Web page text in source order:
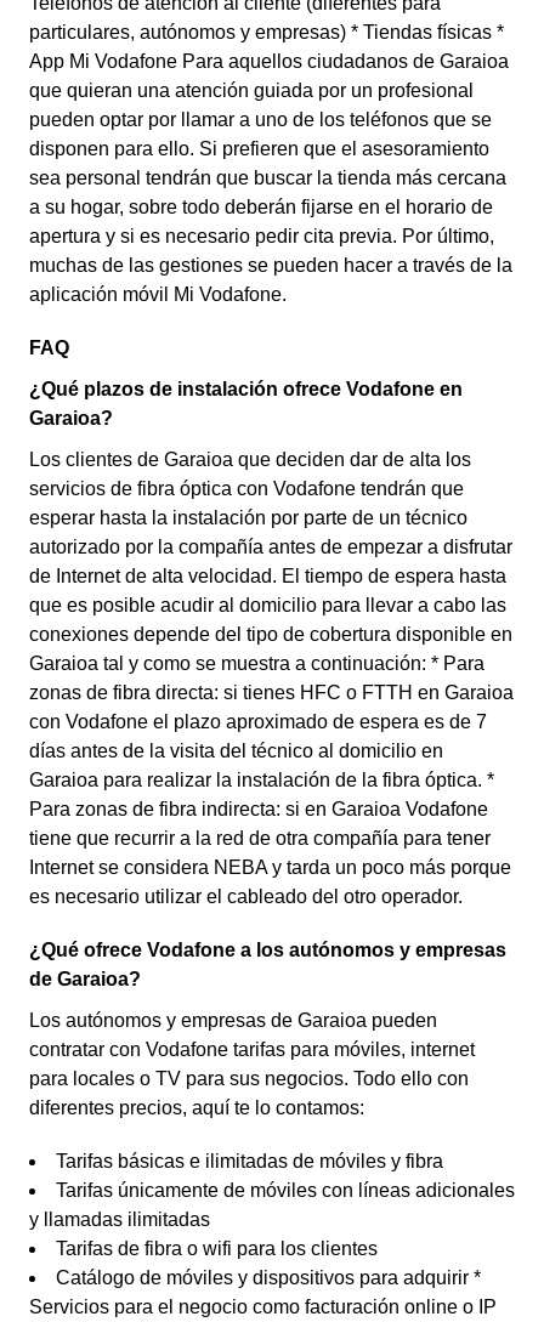
particulares, autónomos y empresas) * Tiendas físicas *
App Mi Vodafone Para aquellos ciudadanos de Garaioa
que quieran una atención guiada por un profesional
pueden optar por llamar a uno de los teléfonos que se
disponen para ello. Si prefieren que el asesoramiento
sea personal tendrán que buscar la tienda más cercana
a su hogar, sobre todo deberán fijarse en el horario de
apertura y si es necesario pedir cita previa. Por último,
muchas de las gestiones se pueden hacer a través de la
aplicación móvil Mi Vodafone.
FAQ
¿Qué plazos de instalación ofrece Vodafone en
Garaioa?
Los clientes de Garaioa que deciden dar de alta los
servicios de fibra óptica con Vodafone tendrán que
esperar hasta la instalación por parte de un técnico
autorizado por la compañía antes de empezar a disfrutar
de Internet de alta velocidad. El tiempo de espera hasta
que es posible acudir al domicilio para llevar a cabo las
conexiones depende del tipo de cobertura disponible en
Garaioa tal y como se muestra a continuación: * Para
zonas de fibra directa: si tienes HFC o FTTH en Garaioa
con Vodafone el plazo aproximado de espera es de 7
días antes de la visita del técnico al domicilio en
Garaioa para realizar la instalación de la fibra óptica. *
Para zonas de fibra indirecta: si en Garaioa Vodafone
tiene que recurrir a la red de otra compañía para tener
Internet se considera NEBA y tarda un poco más porque
es necesario utilizar el cableado del otro operador.
¿Qué ofrece Vodafone a los autónomos y empresas
de Garaioa?
Los autónomos y empresas de Garaioa pueden
contratar con Vodafone tarifas para móviles, internet
para locales o TV para sus negocios. Todo ello con
diferentes precios, aquí te lo contamos:
Tarifas básicas e ilimitadas de móviles y fibra
Tarifas únicamente de móviles con líneas adicionales
y llamadas ilimitadas
Tarifas de fibra o wifi para los clientes
Catálogo de móviles y dispositivos para adquirir *
Servicios para el negocio como facturación online o IP